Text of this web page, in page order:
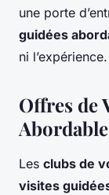
une porte
guidées
ni l’expérience.
Offres de
Les clubs de
visites